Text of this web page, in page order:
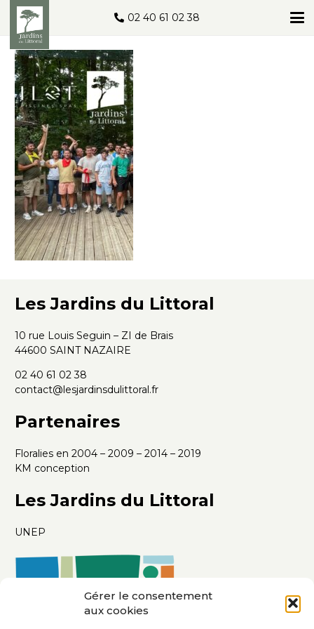
Gérer le consentement
aux cookies
02 40 61 02 38
Les Jardins du Littoral
10 rue Louis Seguin – ZI de Brais
44600 SAINT NAZAIRE
02 40 61 02 38
contact@lesjardinsdulittoral.fr
Partenaires
Floralies en 2004 – 2009 – 2014 – 2019
KM conception
Les Jardins du Littoral
UNEP